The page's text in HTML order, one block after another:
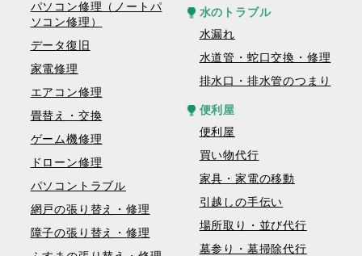
パソコン修理（ノートパ
ソコン修理）
データ復旧
家電修理
エアコン修理
畳替え・交換
ゲーム機修理
ドローン修理
パソコントラブル
網戸の張り替え・修理
障子の張り替え・修理
水のトラブル
水漏れ
水道管・蛇口交換・修理
排水口・排水管のつまり
便利屋
便利屋
買い物代行
家具・家電の移動
引越しの手伝い
場所取り・並び代行
墓参り・墓掃除代行